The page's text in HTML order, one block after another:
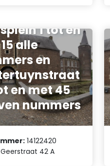
1 tot en
alle
en
en met 45
nummers
14122420
Geerstraat 42 A